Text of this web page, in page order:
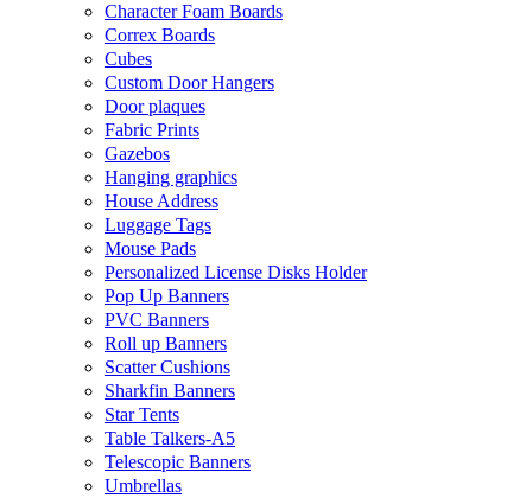
Character Foam Boards
Correx Boards
Cubes
Custom Door Hangers
Door plaques
Fabric Prints
Gazebos
Hanging graphics
House Address
Luggage Tags
Mouse Pads
Personalized License Disks Holder
Pop Up Banners
PVC Banners
Roll up Banners
Scatter Cushions
Sharkfin Banners
Star Tents
Table Talkers-A5
Telescopic Banners
Umbrellas